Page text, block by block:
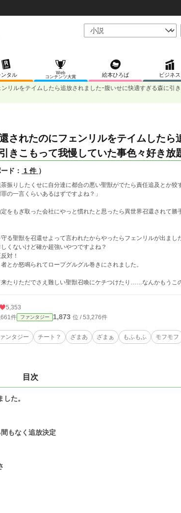
ンタル
Web
コンテンツ大賞
絵本ひろば ビジネス
リルをテイムしたら追放されましたｰ腹いせに快適すぎる森に引
されたのにフェンリルをテイムしたら
きこもって我慢していた事色々好き放
ド： 1 件 ）
茶振りしたくせに自分達に都合の悪い聖獣がでたら責任追及とか狡
の一言くらいあるはずですよね？」
をもぎ取った会社にやっと慣れたと思ったら異世界召還されて
る聖獣を召還せよって言われたからやったらフェンリルが出まし
くないけど確か超強いやつですよね？
対！
とか怒鳴られてロープグルグル巻きにされました。
たりただでさえ難しい聖獣召喚にケチつけたり……なんかもうこ
5,353
件 ファンタジー 1,873 位 / 53,276件
ンタジー チート？ ざまあ ざまぁ もふもふ モフモフ
目次
た。
もなく追放決定